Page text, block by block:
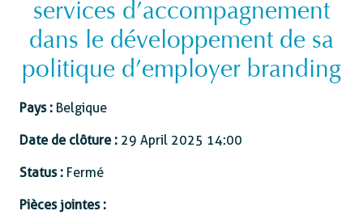
services d’accompagnement
dans le développement de sa
politique d’employer branding
Pays : Belgique
Date de clôture : 29 April 2025 14:00
Status : Fermé
Pièces jointes :